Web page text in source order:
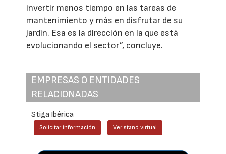
invertir menos tiempo en las tareas de
mantenimiento y más en disfrutar de su
jardín. Esa es la dirección en la que está
evolucionando el sector”, concluye.
EMPRESAS O ENTIDADES
RELACIONADAS
Stiga Ibérica
Solicitar información Ver stand virtual